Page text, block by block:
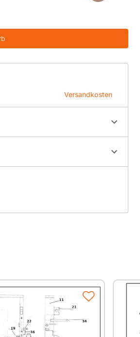
Versandkosten